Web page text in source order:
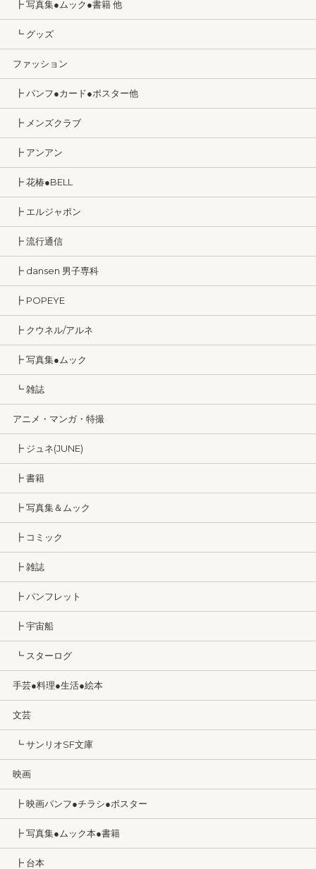
┣ 写真集●ムック●書籍 他
┗ グッズ
ファッション
┣ パンフ●カード●ポスター他
┣ メンズクラブ
┣ アンアン
┣ 花椿●BELL
┣ エルジャポン
┣ 流行通信
┣ dansen 男子専科
┣ POPEYE
┣ クウネル/アルネ
┣ 写真集●ムック
┗ 雑誌
アニメ・マンガ・特撮
┣ ジュネ(JUNE)
┣ 書籍
┣ 写真集＆ムック
┣ コミック
┣ 雑誌
┣ パンフレット
┣ 宇宙船
┗ スターログ
手芸●料理●生活●絵本
文芸
┗ サンリオSF文庫
映画
┣ 映画パンフ●チラシ●ポスター
┣ 写真集●ムック本●書籍
┣ 台本